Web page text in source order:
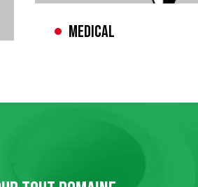
Medical